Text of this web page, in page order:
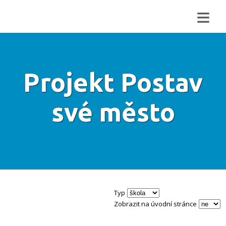
≡
Projekt Postav
své město
Typ
Zobrazit na úvodní stránce